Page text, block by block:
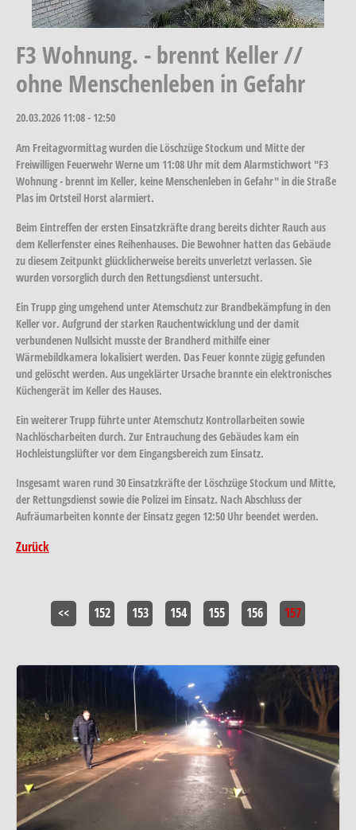
F3 Wohnung. - brennt Keller //
ohne Menschenleben in Gefahr
20.03.2026 11:08 - 12:50
Am Freitagvormittag wurden die Löschzüge Stockum und Mitte der
Freiwilligen Feuerwehr Werne um 11:08 Uhr mit dem Alarmstichwort "F3
Wohnung - brennt im Keller, keine Menschenleben in Gefahr" in die Straße
Plas im Ortsteil Horst alarmiert.
Beim Eintreffen der ersten Einsatzkräfte drang bereits dichter Rauch aus
dem Kellerfenster eines Reihenhauses. Die Bewohner hatten das Gebäude
zu diesem Zeitpunkt glücklicherweise bereits unverletzt verlassen. Sie
wurden vorsorglich durch den Rettungsdienst untersucht.
Ein Trupp ging umgehend unter Atemschutz zur Brandbekämpfung in den
Keller vor. Aufgrund der starken Rauchentwicklung und der damit
verbundenen Nullsicht musste der Brandherd mithilfe einer
Wärmebildkamera lokalisiert werden. Das Feuer konnte zügig gefunden
und gelöscht werden. Aus ungeklärter Ursache brannte ein elektronisches
Küchengerät im Keller des Hauses.
Ein weiterer Trupp führte unter Atemschutz Kontrollarbeiten sowie
Nachlöscharbeiten durch. Zur Entrauchung des Gebäudes kam ein
Hochleistungslüfter vor dem Eingangsbereich zum Einsatz.
Insgesamt waren rund 30 Einsatzkräfte der Löschzüge Stockum und Mitte,
der Rettungsdienst sowie die Polizei im Einsatz. Nach Abschluss der
Aufräumarbeiten konnte der Einsatz gegen 12:50 Uhr beendet werden.
Zurück
<< 152 153 154 155 156 157